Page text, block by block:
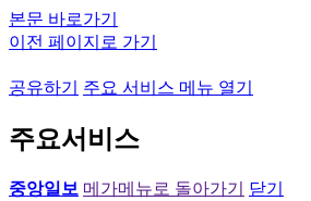
본문 바로가기
이전 페이지로 가기
공유하기 주요 서비스 메뉴 열기
주요서비스
중앙일보 메가메뉴로 돌아가기
닫기